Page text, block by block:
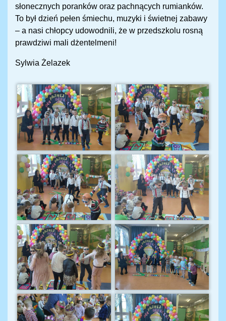
słonecznych poranków oraz pachnących rumianków.
To był dzień pełen śmiechu, muzyki i świetnej zabawy
– a nasi chłopcy udowodnili, że w przedszkolu rosną
prawdziwi mali dżentelmeni!
Sylwia Żelazek